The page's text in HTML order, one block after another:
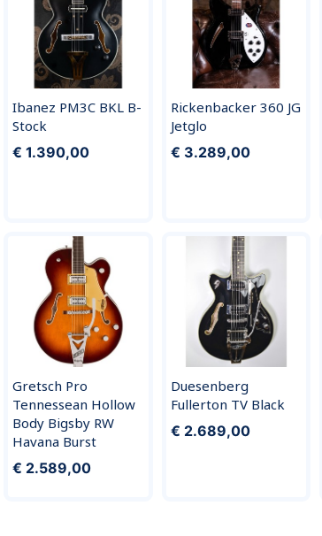
Ibanez PM3C BKL B-
Stock
€ 1.390,00
Rickenbacker 360 JG
Jetglo
€ 3.289,00
Gretsch Pro
Tennessean Hollow
Body Bigsby RW
Havana Burst
€ 2.589,00
Duesenberg
Fullerton TV Black
€ 2.689,00